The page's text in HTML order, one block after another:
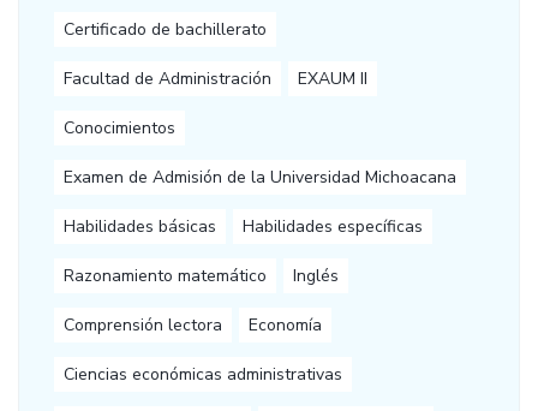
Certificado de bachillerato
Facultad de Administración EXAUM II
Conocimientos
Examen de Admisión de la Universidad Michoacana
Habilidades básicas Habilidades específicas
Razonamiento matemático Inglés
Comprensión lectora Economía
Ciencias económicas administrativas